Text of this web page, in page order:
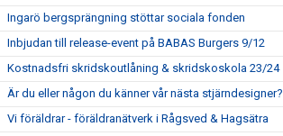
Ingarö bergsprängning stöttar sociala fonden
Inbjudan till release-event på BABAS Burgers 9/12
Kostnadsfri skridskoutlåning & skridskoskola 23/24
Är du eller någon du känner vår nästa stjärndesigner?
Vi föräldrar - föräldranätverk i Rågsved & Hagsätra